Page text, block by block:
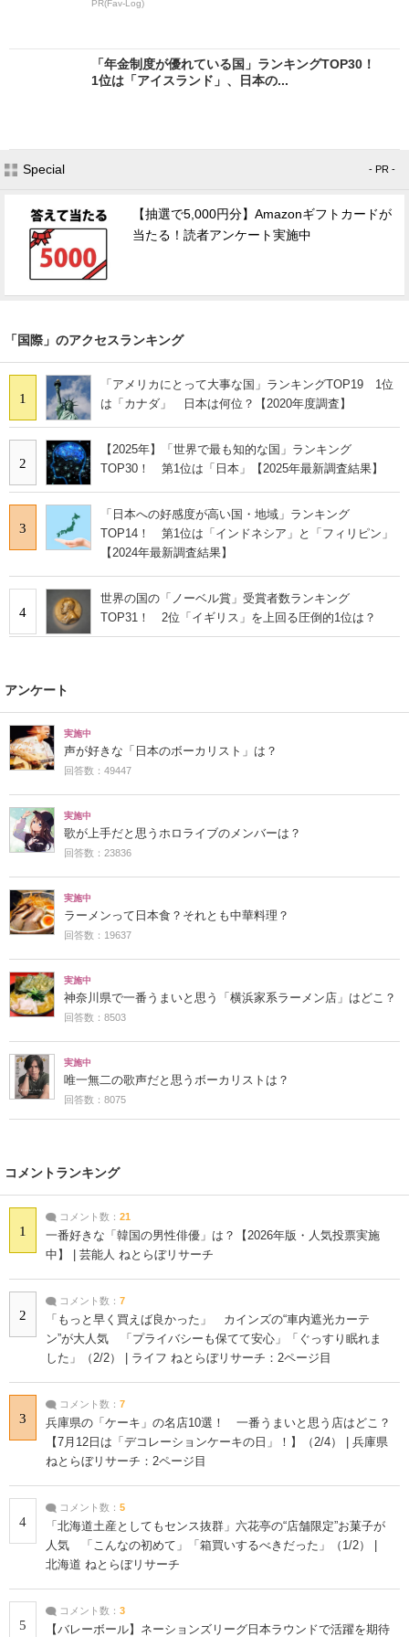
PR(Fav-Log)
「年金制度が優れている国」ランキングTOP30！
1位は「アイスランド」、日本の...
Special - PR -
【抽選で5,000円分】Amazonギフトカードが
当たる！読者アンケート実施中
「国際」のアクセスランキング
1
「アメリカにとって大事な国」ランキングTOP19 1位
は「カナダ」 日本は何位？【2020年度調査】
2
【2025年】「世界で最も知的な国」ランキング
TOP30！ 第1位は「日本」【2025年最新調査結果】
3
「日本への好感度が高い国・地域」ランキング
TOP14！ 第1位は「インドネシア」と「フィリピン」
【2024年最新調査結果】
4
世界の国の「ノーベル賞」受賞者数ランキング
TOP31！ 2位「イギリス」を上回る圧倒的1位は？
アンケート
実施中
声が好きな「日本のボーカリスト」は？
回答数：49447
実施中
歌が上手だと思うホロライブのメンバーは？
回答数：23836
実施中
ラーメンって日本食？それとも中華料理？
回答数：19637
実施中
神奈川県で一番うまいと思う「横浜家系ラーメン店」はどこ？
回答数：8503
実施中
唯一無二の歌声だと思うボーカリストは？
回答数：8075
コメントランキング
1
コメント数： 21
一番好きな「韓国の男性俳優」は？【2026年版・人気投票実施
中】 | 芸能人 ねとらぼリサーチ
2
コメント数： 7
「もっと早く買えば良かった」 カインズの“車内遮光カーテ
ン”が大人気 「プライバシーも保てて安心」「ぐっすり眠れま
した」（2/2） | ライフ ねとらぼリサーチ：2ページ目
3
コメント数： 7
兵庫県の「ケーキ」の名店10選！ 一番うまいと思う店はどこ？
【7月12日は「デコレーションケーキの日」！】（2/4） | 兵庫県
ねとらぼリサーチ：2ページ目
4
コメント数： 5
「北海道土産としてもセンス抜群」六花亭の“店舗限定”お菓子が
人気 「こんなの初めて」「箱買いするべきだった」（1/2） |
北海道 ねとらぼリサーチ
5
コメント数： 3
【バレーボール】ネーションズリーグ日本ラウンドで活躍を期待